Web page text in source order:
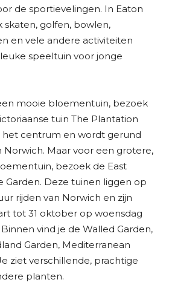
de sportievelingen. In Eaton
skaten, golfen, bowlen,
en vele andere activiteiten
speeltuin voor jonge
mooie bloementuin, bezoek
tuin The Plantation
het centrum en wordt gerund
Norwich. Maar voor een grotere,
bezoek de East
Garden. Deze tuinen liggen op
rijden van Norwich en zijn
tot 31 oktober op woensdag
vind je de Walled Garden,
Garden, Mediterranean
ziet verschillende, prachtige
planten.